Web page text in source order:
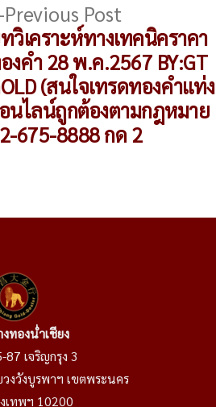
Previous Post
post:
วิเคราะห์ทางเทคนิคราคา
งคำ 28 พ.ค.2567 BY:GT
(สนใจเทรดทองคำแท่ง
นไลน์ถูกต้องตามกฎหมาย
675-8888 กด 2
ทองน่ำเชียง
87 เจริญกรุง 3
งวังบูรพาฯ เขตพระนคร
เทพฯ 10200